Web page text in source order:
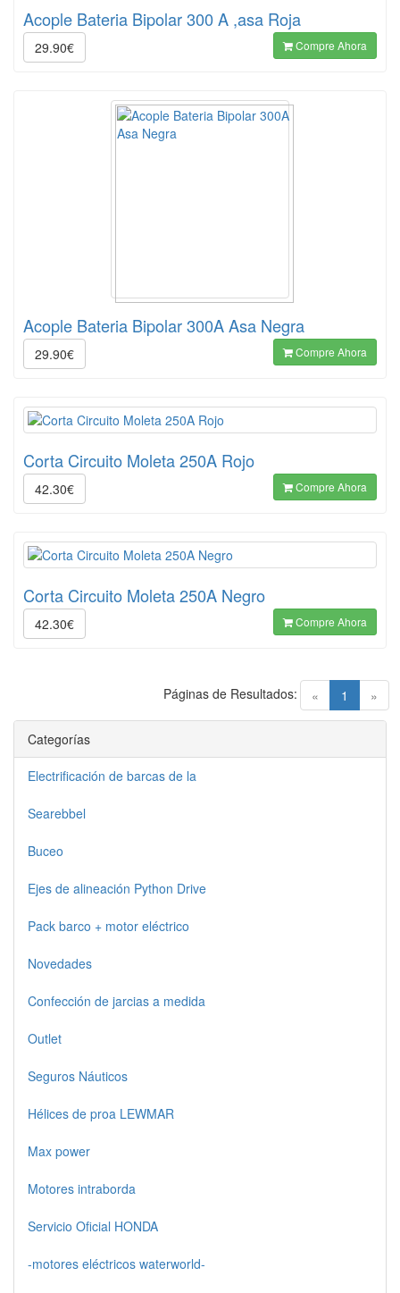
Acople Bateria Bipolar 300 A ,asa Roja
29.90€ Compre Ahora
Acople Bateria Bipolar 300A Asa Negra
29.90€ Compre Ahora
Corta Circuito Moleta 250A Rojo
42.30€ Compre Ahora
Corta Circuito Moleta 250A Negro
42.30€ Compre Ahora
« 1 (current)
»
Páginas de Resultados:
Categorías
Electrificación de barcas de la
Searebbel
Buceo
Ejes de alineación Python Drive
Pack barco + motor eléctrico
Novedades
Confección de jarcias a medida
Outlet
Seguros Náuticos
Hélices de proa LEWMAR
Max power
Motores intraborda
Servicio Oficial HONDA
-motores eléctricos waterworld-